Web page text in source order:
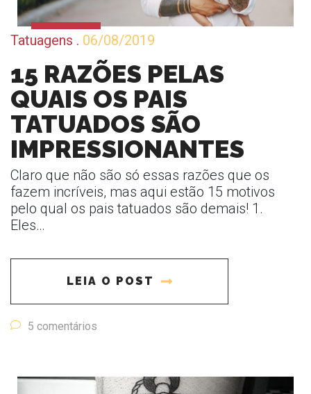
Tatuagens . 06/08/2019
15 RAZÕES PELAS
QUAIS OS PAIS
TATUADOS SÃO
IMPRESSIONANTES
Claro que não são só essas razões que os
fazem incríveis, mas aqui estão 15 motivos
pelo qual os pais tatuados são demais! 1.
Eles…
LEIA O POST
5 comentários